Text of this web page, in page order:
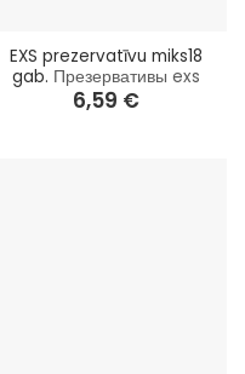
EXS prezervatīvu miks18
gab. Презервативы exs
6,59 €